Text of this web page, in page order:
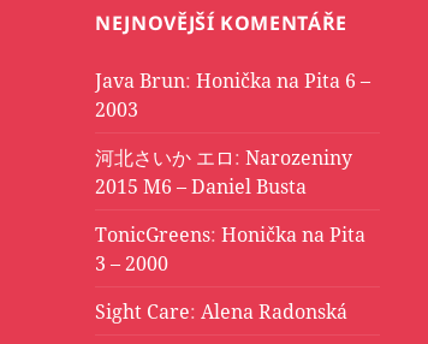
NEJNOVĚJŠÍ KOMENTÁŘE
Java Brun:Honička na Pita 6 –
2003
河北さいか エロ:Narozeniny
2015 M6 – Daniel Busta
TonicGreens:Honička na Pita
3 – 2000
Sight Care:Alena Radonská